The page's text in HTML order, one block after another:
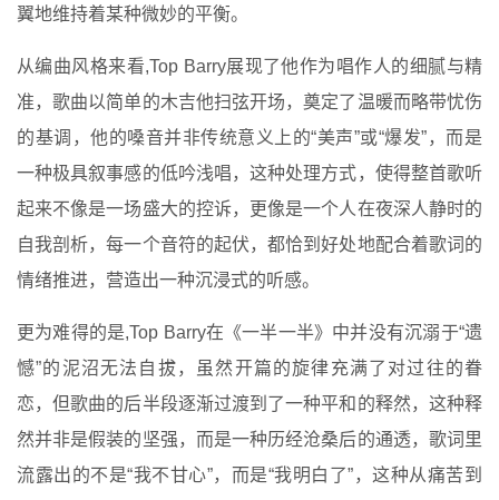
翼地维持着某种微妙的平衡。
从编曲风格来看,Top Barry展现了他作为唱作人的细腻与精
准，歌曲以简单的木吉他扫弦开场，奠定了温暖而略带忧伤
的基调，他的嗓音并非传统意义上的“美声”或“爆发”，而是
一种极具叙事感的低吟浅唱，这种处理方式，使得整首歌听
起来不像是一场盛大的控诉，更像是一个人在夜深人静时的
自我剖析，每一个音符的起伏，都恰到好处地配合着歌词的
情绪推进，营造出一种沉浸式的听感。
更为难得的是,Top Barry在《一半一半》中并没有沉溺于“遗
憾”的泥沼无法自拔，虽然开篇的旋律充满了对过往的眷
恋，但歌曲的后半段逐渐过渡到了一种平和的释然，这种释
然并非是假装的坚强，而是一种历经沧桑后的通透，歌词里
流露出的不是“我不甘心”，而是“我明白了”，这种从痛苦到